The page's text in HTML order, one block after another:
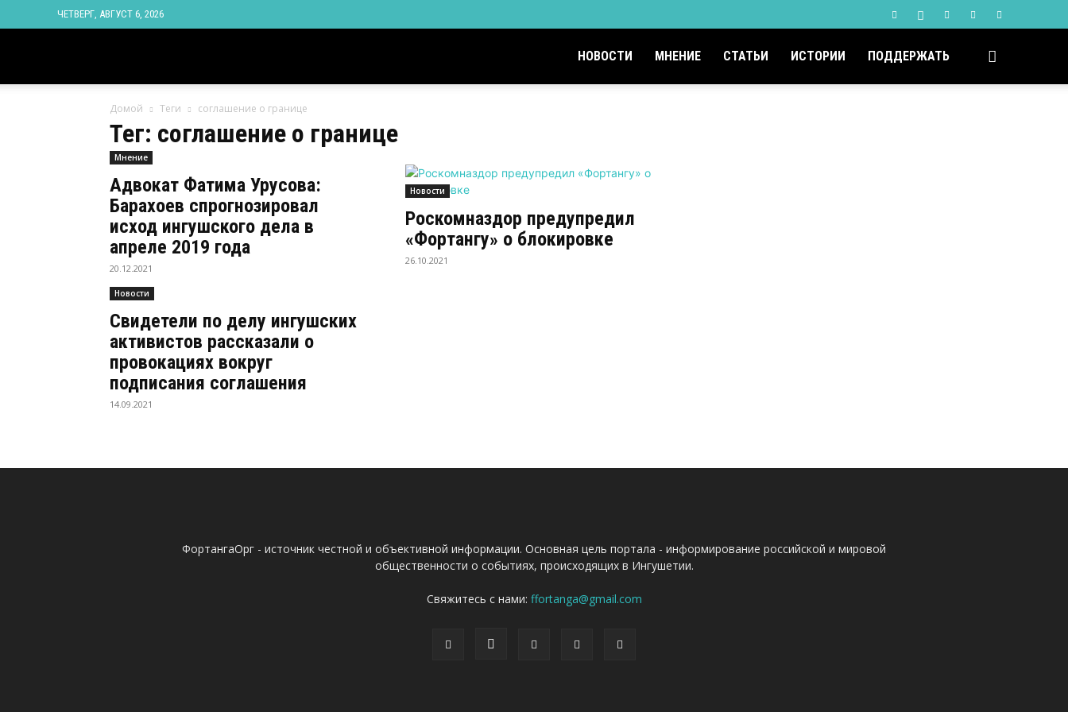
ЧЕТВЕРГ, АВГУСТ 6, 2026
Ингушетии
НОВОСТИ МНЕНИЕ СТАТЬИ ИСТОРИИ ПОДДЕРЖАТЬ
Домой Теги соглашение о границе
Тег: соглашение о границе
Мнение
Адвокат Фатима Урусова:
Барахоев спрогнозировал
исход ингушского дела в
апреле 2019 года
20.12.2021
Новости
Роскомназдор предупредил
«Фортангу» о блокировке
26.10.2021
Новости
Свидетели по делу ингушских
активистов рассказали о
провокациях вокруг
подписания соглашения
14.09.2021
ФортангаОрг - источник честной и объективной информации. Основная цель портала - информирование российской и мировой
общественности о событиях, происходящих в Ингушетии.
Свяжитесь с нами: ffortanga@gmail.com